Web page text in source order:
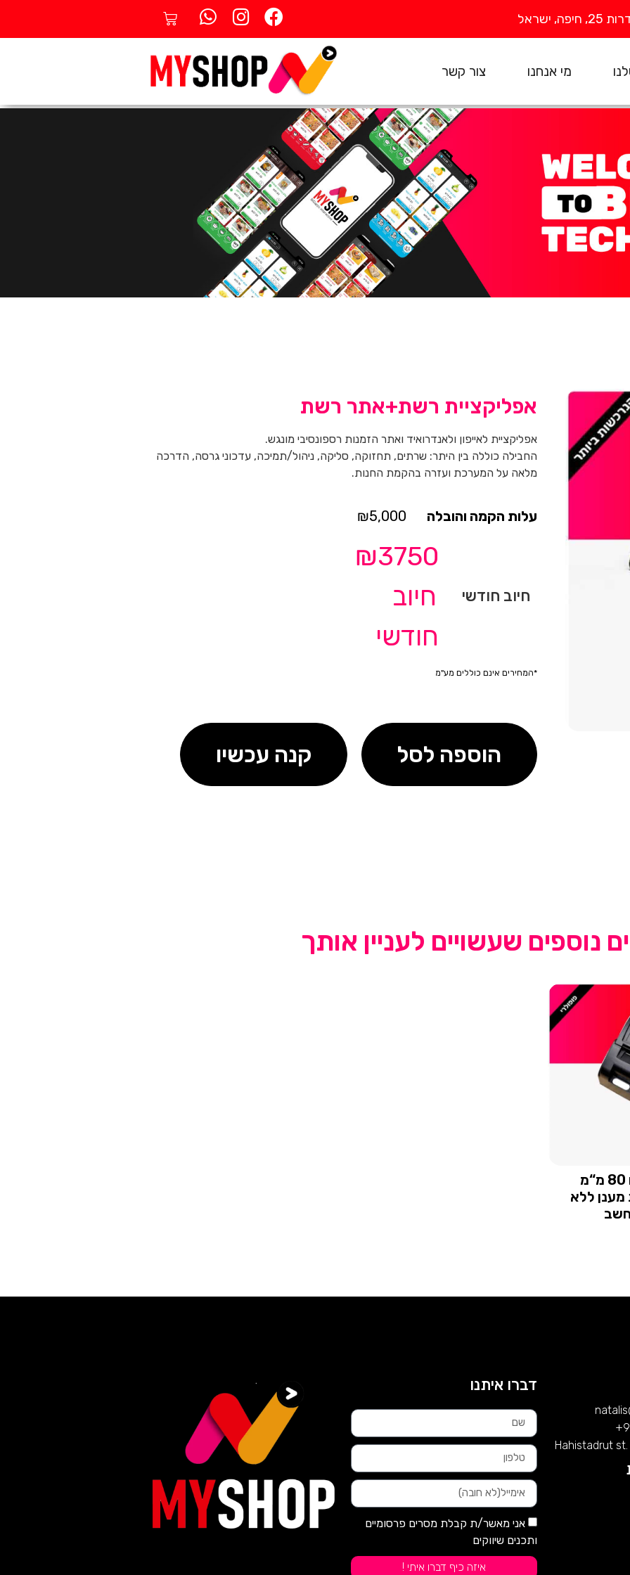
ישראל
מי אנחנו צור קשר
אפליקציית רשת+אתר רשת
אפליקציית לאייפון ולאנדרואיד ואתר הזמנות רספונסיבי מונגש.
החבילה כוללה בין היתר: שרתים, תחזוקה, סליקה, ניהול/תמיכה, עדכוני גרסה, הדרכה
מלאה על המערכת ועזרה בהקמת החנות.
₪5,000
חיוב חודשי
₪3750
חיוב
חודשי
*המחירים אינם כוללים מע"מ
הוספה לסל קנה עכשיו
נוספים שעשויים לעניין אותך
מדפסת בונים 80 מ“מ
מענן ללא
Hahistadrut st.
דברו איתנו
אני מאשר/ת קבלת מסרים פרסומיים
ותכנים שיווקים
איזה כיף דברו איתי !